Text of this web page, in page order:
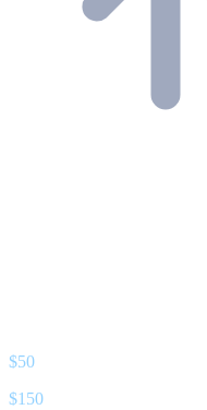
$50
$150